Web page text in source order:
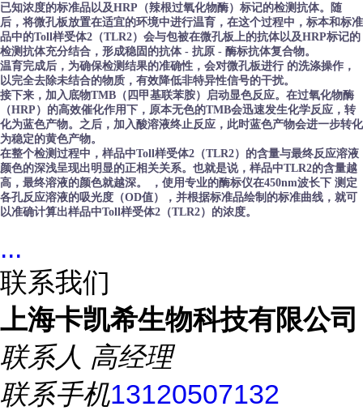
已知浓度的标准品以及HRP（辣根过氧化物酶）标记的检测抗体。随
后，将微孔板放置在适宜的环境中进行温育，在这个过程中，标本和标准
品中的Toll样受体2（TLR2）会与包被在微孔板上的抗体以及HRP标记的
检测抗体充分结合，形成稳固的抗体 - 抗原 - 酶标抗体复合物。
温育完成后，为确保检测结果的准确性，会对微孔板进行 的洗涤操作，
以完全去除未结合的物质，有效降低非特异性信号的干扰。
接下来，加入底物TMB（四甲基联苯胺）启动显色反应。在过氧化物酶
（HRP）的高效催化作用下，原本无色的TMB会迅速发生化学反应，转
化为蓝色产物。之后，加入酸溶液终止反应，此时蓝色产物会进一步转化
为稳定的黄色产物。
在整个检测过程中，样品中Toll样受体2（TLR2）的含量与最终反应溶液
颜色的深浅呈现出明显的正相关关系。也就是说，样品中TLR2的含量越
高，最终溶液的颜色就越深。 ，使用专业的酶标仪在450nm波长下 测定
各孔反应溶液的吸光度（OD值），并根据标准品绘制的标准曲线，就可
以准确计算出样品中Toll样受体2（TLR2）的浓度。
...
联系我们
上海卡凯希生物科技有限公司
联系人 高经理
联系手机13120507132